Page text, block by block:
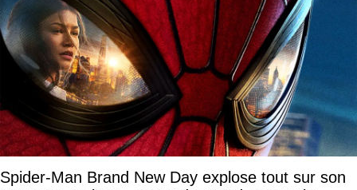
Spider-Man Brand New Day explose tout sur son